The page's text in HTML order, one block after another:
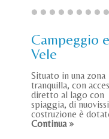
Campeggio
Vele
Situato in una zona
tranquilla, con
diretto al lago con
spiaggia, di
costruzione è
Continua »